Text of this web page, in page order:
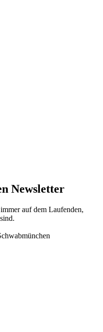
Newsletter
auf dem Laufenden,